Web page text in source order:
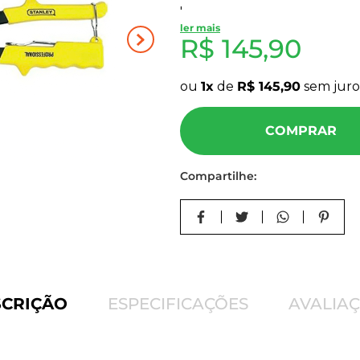
'
ler mais
R$ 145,90
ou 1 de R$ 145,90 sem
COMPRAR
Compartilhe:
ESPECIFICAÇÕES
10